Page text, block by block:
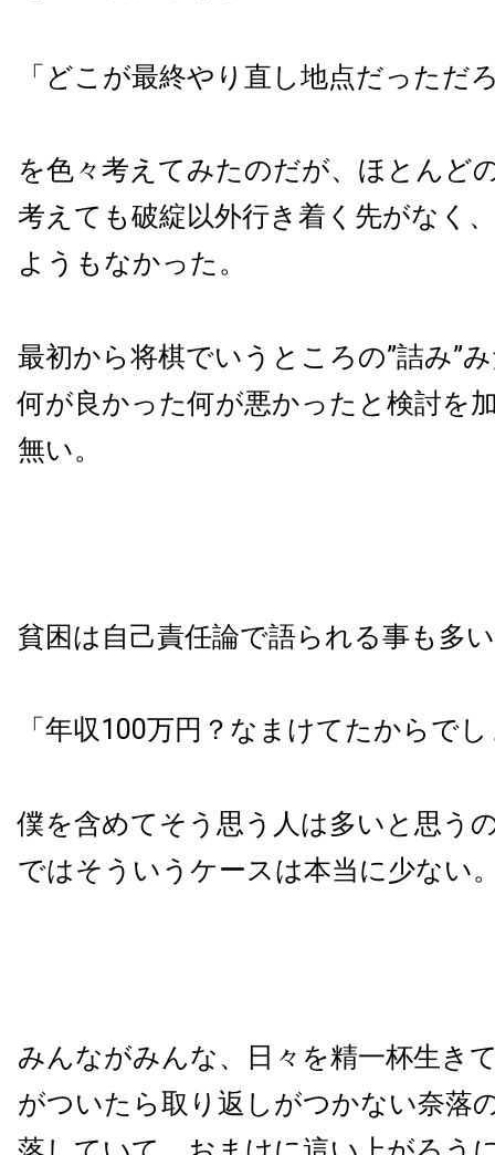
「どこが最終やり直し地点だっただ
を色々考えてみたのだが、ほとんど
考えても破綻以外行き着く先がなく
ようもなかった。
最初から将棋でいうところの”詰み”
何が良かった何が悪かったと検討を
無い。
貧困は自己責任論で語られる事も多
「年収100万円？なまけてたからで
僕を含めてそう思う人は多いと思う
ではそういうケースは本当に少ない
みんながみんな、日々を精一杯生き
がついたら取り返しがつかない奈落